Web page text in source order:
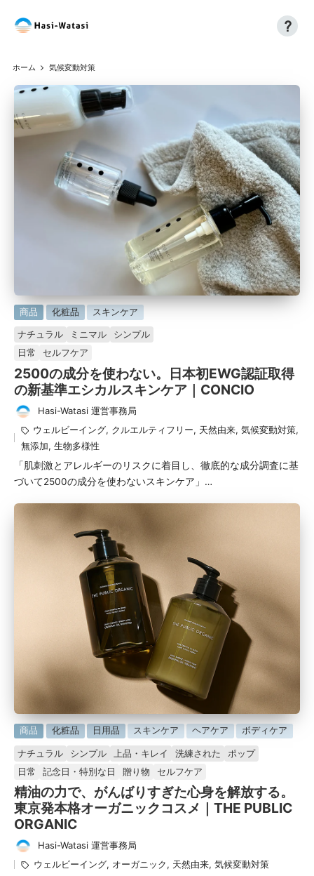
a
si
-
W
at
a
も、
世
も、
し
?
ホーム 気候変動対策
に
載
済
み
商品 化粧品 スキンケア
ナチュラル ミニマル
シンプル
日常
セルフケア
2500の成分を使わない。日本初EWG認証取得
の新基準エシカルスキンケア｜CONCIO
投
稿
者
Hasi-Watasi 運営事務局
タ
グ：
ウェルビーイング, クルエルティフリー, 天然由来,気候変動対策,
無添加, 生物多様性
「肌刺激とアレルギーのリスクに着目し、徹底的な成分調査に基
づいて2500の成分を使わないスキンケア」…
に
載
済
み
商品 化粧品 日用品 スキンケア ヘアケア ボディケア
ナチュラル シンプル 上品・キレイ 洗練された
ポップ
日常
記念日・特別な日 贈り物 セルフケア
精油の力で、がんばりすぎた心身を解放する。
東京発本格オーガニックコスメ｜THE PUBLIC
ORGANIC
投
稿
Hasi-Watasi 運営事務局
タ
グ：ウェルビーイング, オーガニック, 天然由来, 気候変動対策